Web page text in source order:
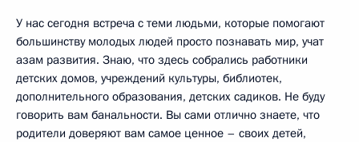
У нас сегодня встреча с теми людьми, которые помогают
большинству молодых людей просто познавать мир, учат
азам развития. Знаю, что здесь собрались работники
детских домов, учреждений культуры, библиотек,
дополнительного образования, детских садиков. Не буду
говорить вам банальности. Вы сами отлично знаете, что
родители доверяют вам самое ценное – своих детей,